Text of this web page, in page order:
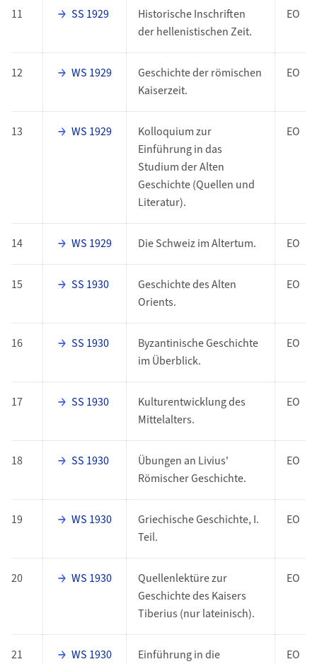
11 SS 1929
Historische Inschriften
der hellenistischen Zeit.
EO
12 WS 1929
Geschichte der römischen
Kaiserzeit.
EO
13 WS 1929
Kolloquium zur
Einführung in das
Studium der Alten
Geschichte (Quellen und
Literatur).
EO
14 WS 1929 Die Schweiz im Altertum. EO
15 SS 1930
Geschichte des Alten
Orients.
EO
16 SS 1930
Byzantinische Geschichte
im Überblick.
EO
17 SS 1930
Kulturentwicklung des
Mittelalters.
EO
18 SS 1930
Übungen an Livius'
Römischer Geschichte.
EO
19 WS 1930
Griechische Geschichte, I.
Teil.
EO
20 WS 1930
Quellenlektüre zur
Geschichte des Kaisers
Tiberius (nur lateinisch).
EO
21 WS 1930
Einführung in die
EO